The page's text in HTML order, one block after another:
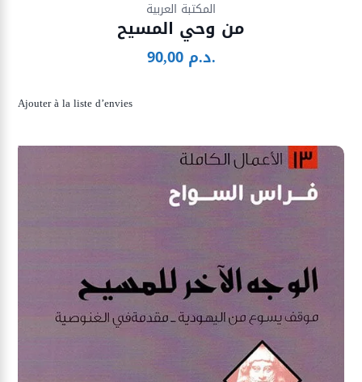
المكتبة العربية
من وحي المسيح
90,00 د.م.
Ajouter à la liste d’envies